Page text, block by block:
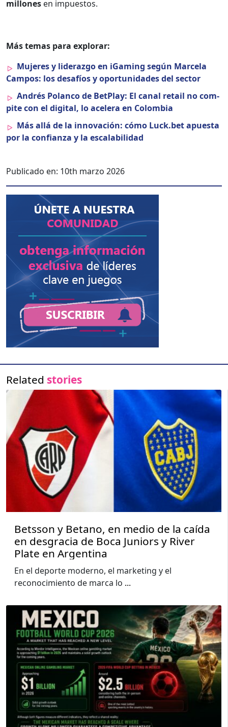
mil­lones en impuestos.
Más temas para explo­rar:
Mujeres y lid­er­az­go en iGam­ing según Marcela
Cam­pos: los desafíos y opor­tu­nidades del sec­tor
Andrés Polan­co de Bet­Play: El canal retail no com­
pite con el dig­i­tal, lo acel­era en Colom­bia
Más allá de la inno­vación: cómo Luck.bet apues­ta
por la con­fi­an­za y la escal­a­bil­i­dad
Publicado en: 10th marzo 2026
Related stories
Betsson y Betano, en medio de la caída
en desgracia de Boca Juniors y River
Plate en Argentina
En el deporte moderno, el marketing y el
reconocimiento de marca lo ...